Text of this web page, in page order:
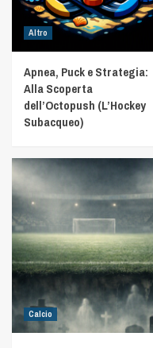
Altro
Apnea, Puck e Strategia:
Alla Scoperta
dell’Octopush (L’Hockey
Subacqueo)
Calcio